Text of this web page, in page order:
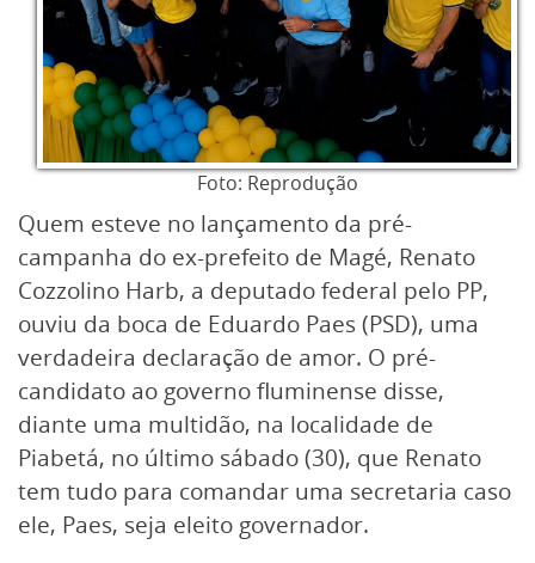
Foto: Reprodução
Quem esteve no lançamento da pré-
campanha do ex-prefeito de Magé, Renato
Cozzolino Harb, a deputado federal pelo PP,
ouviu da boca de Eduardo Paes (PSD), uma
verdadeira declaração de amor. O pré-
candidato ao governo fluminense disse,
diante uma multidão, na localidade de
Piabetá, no último sábado (30), que Renato
tem tudo para comandar uma secretaria caso
ele, Paes, seja eleito governador.